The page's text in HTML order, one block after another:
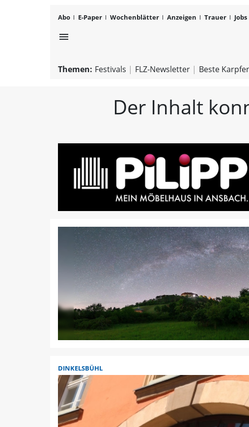
Abo E-Paper Wochenblätter Anzeigen Trauer Jobs
menu
Themen: Festivals FLZ-Newsletter Beste
Der Inhalt
DINKELSBÜHL